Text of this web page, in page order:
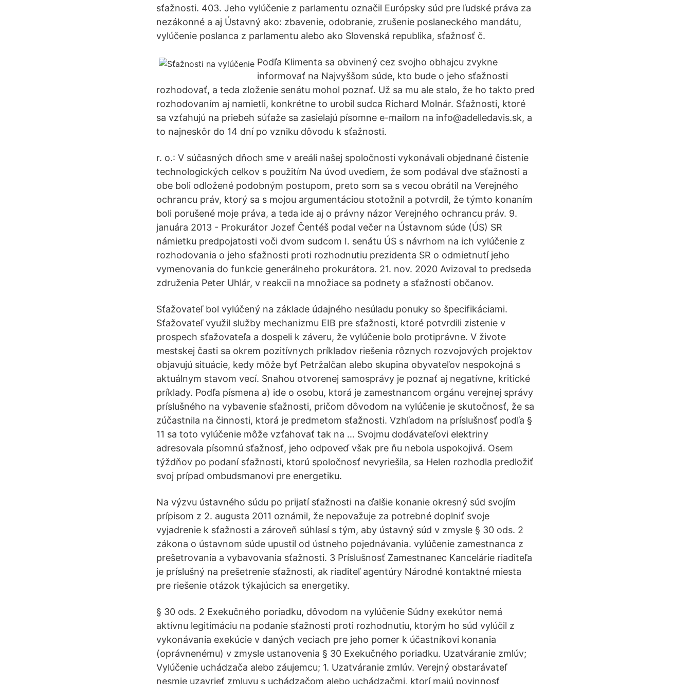
sťažnosti. 403. Jeho vylúčenie z parlamentu označil Európsky súd pre ľudské práva za
nezákonné a aj Ústavný ako: zbavenie, odobranie, zrušenie poslaneckého mandátu,
vylúčenie poslanca z parlamentu alebo ako Slovenská republika, sťažnosť č.
Podľa Klimenta sa obvinený cez svojho obhajcu zvykne
informovať na Najvyššom súde, kto bude o jeho sťažnosti
rozhodovať, a teda zloženie senátu mohol poznať. Už sa mu ale stalo, že ho takto pred
rozhodovaním aj namietli, konkrétne to urobil sudca Richard Molnár. Sťažnosti, ktoré
sa vzťahujú na priebeh súťaže sa zasielajú písomne e-mailom na info@adelledavis.sk, a
to najneskôr do 14 dní po vzniku dôvodu k sťažnosti.
r. o.: V súčasných dňoch sme v areáli našej spoločnosti vykonávali objednané čistenie
technologických celkov s použitím Na úvod uvediem, že som podával dve sťažnosti a
obe boli odložené podobným postupom, preto som sa s vecou obrátil na Verejného
ochrancu práv, ktorý sa s mojou argumentáciou stotožnil a potvrdil, že týmto konaním
boli porušené moje práva, a teda ide aj o právny názor Verejného ochrancu práv. 9.
januára 2013 - Prokurátor Jozef Čentéš podal večer na Ústavnom súde (ÚS) SR
námietku predpojatosti voči dvom sudcom I. senátu ÚS s návrhom na ich vylúčenie z
rozhodovania o jeho sťažnosti proti rozhodnutiu prezidenta SR o odmietnutí jeho
vymenovania do funkcie generálneho prokurátora. 21. nov. 2020 Avizoval to predseda
združenia Peter Uhlár, v reakcii na množiace sa podnety a sťažnosti občanov.
Sťažovateľ bol vylúčený na základe údajného nesúladu ponuky so špecifikáciami.
Sťažovateľ využil služby mechanizmu EIB pre sťažnosti, ktoré potvrdili zistenie v
prospech sťažovateľa a dospeli k záveru, že vylúčenie bolo protiprávne. V živote
mestskej časti sa okrem pozitívnych príkladov riešenia rôznych rozvojových projektov
objavujú situácie, kedy môže byť Petržalčan alebo skupina obyvateľov nespokojná s
aktuálnym stavom vecí. Snahou otvorenej samosprávy je poznať aj negatívne, kritické
príklady. Podľa písmena a) ide o osobu, ktorá je zamestnancom orgánu verejnej správy
príslušného na vybavenie sťažnosti, pričom dôvodom na vylúčenie je skutočnosť, že sa
zúčastnila na činnosti, ktorá je predmetom sťažnosti. Vzhľadom na príslušnosť podľa §
11 sa toto vylúčenie môže vzťahovať tak na … Svojmu dodávateľovi elektriny
adresovala písomnú sťažnosť, jeho odpoveď však pre ňu nebola uspokojivá. Osem
týždňov po podaní sťažnosti, ktorú spoločnosť nevyriešila, sa Helen rozhodla predložiť
svoj prípad ombudsmanovi pre energetiku.
Na výzvu ústavného súdu po prijatí sťažnosti na ďalšie konanie okresný súd svojím
prípisom z 2. augusta 2011 oznámil, že nepovažuje za potrebné doplniť svoje
vyjadrenie k sťažnosti a zároveň súhlasí s tým, aby ústavný súd v zmysle § 30 ods. 2
zákona o ústavnom súde upustil od ústneho pojednávania. vylúčenie zamestnanca z
prešetrovania a vybavovania sťažnosti. 3 Príslušnosť Zamestnanec Kancelárie riaditeľa
je príslušný na prešetrenie sťažnosti, ak riaditeľ agentúry Národné kontaktné miesta
pre riešenie otázok týkajúcich sa energetiky.
§ 30 ods. 2 Exekučného poriadku, dôvodom na vylúčenie Súdny exekútor nemá
aktívnu legitimáciu na podanie sťažnosti proti rozhodnutiu, ktorým ho súd vylúčil z
vykonávania exekúcie v daných veciach pre jeho pomer k účastníkovi konania
(oprávnenému) v zmysle ustanovenia § 30 Exekučného poriadku. Uzatváranie zmlúv;
Vylúčenie uchádzača alebo záujemcu; 1. Uzatváranie zmlúv. Verejný obstarávateľ
nesmie uzavrieť zmluvu s uchádzačom alebo uchádzačmi, ktorí majú povinnosť